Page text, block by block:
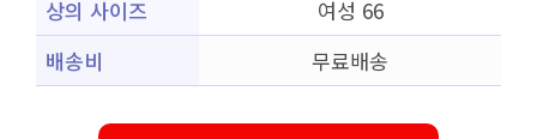
상의 사이즈
여성 66
배송비
무료배송